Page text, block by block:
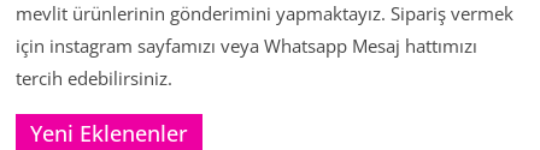
mevlit ürünlerinin gönderimini yapmaktayız. Sipariş vermek
için instagram sayfamızı veya Whatsapp Mesaj hattımızı
tercih edebilirsiniz.
Yeni Eklenenler